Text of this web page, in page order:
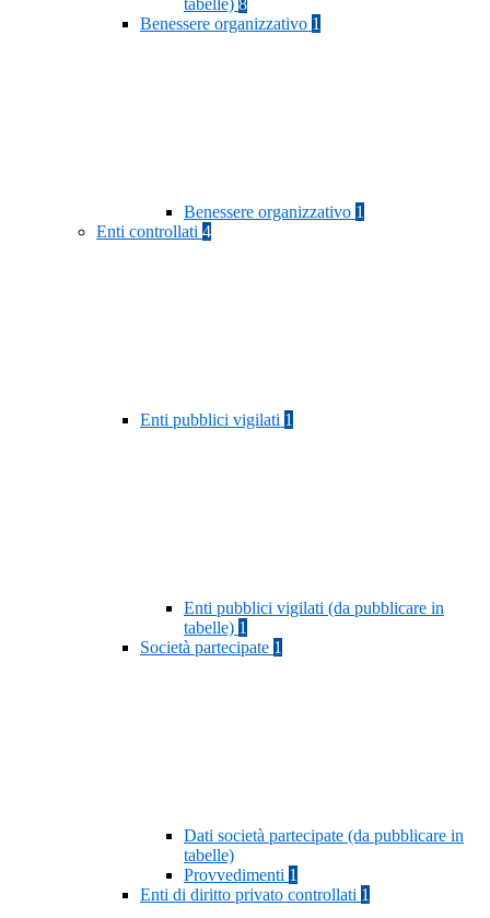
tabelle) 8
Benessere organizzativo 1
Benessere organizzativo 1
Enti controllati 4
Enti pubblici vigilati 1
Enti pubblici vigilati (da pubblicare in
tabelle) 1
Società partecipate 1
Dati società partecipate (da pubblicare in
tabelle)
Provvedimenti 1
Enti di diritto privato controllati 1